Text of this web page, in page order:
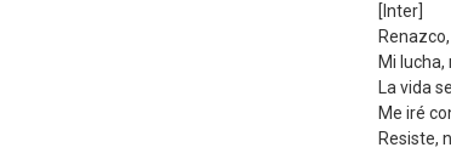
[Inter]
Mi
La vida
Me iré
Resiste,